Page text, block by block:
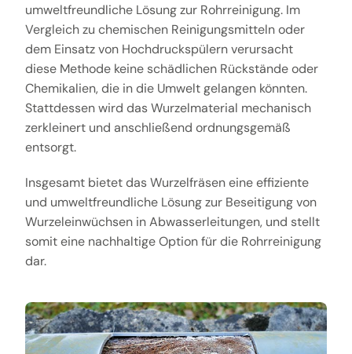
umweltfreundliche Lösung zur Rohrreinigung. Im
Vergleich zu chemischen Reinigungsmitteln oder
dem Einsatz von Hochdruckspülern verursacht
diese Methode keine schädlichen Rückstände oder
Chemikalien, die in die Umwelt gelangen könnten.
Stattdessen wird das Wurzelmaterial mechanisch
zerkleinert und anschließend ordnungsgemäß
entsorgt.
Insgesamt bietet das Wurzelfräsen eine effiziente
und umweltfreundliche Lösung zur Beseitigung von
Wurzeleinwüchsen in Abwasserleitungen, und stellt
somit eine nachhaltige Option für die Rohrreinigung
dar.